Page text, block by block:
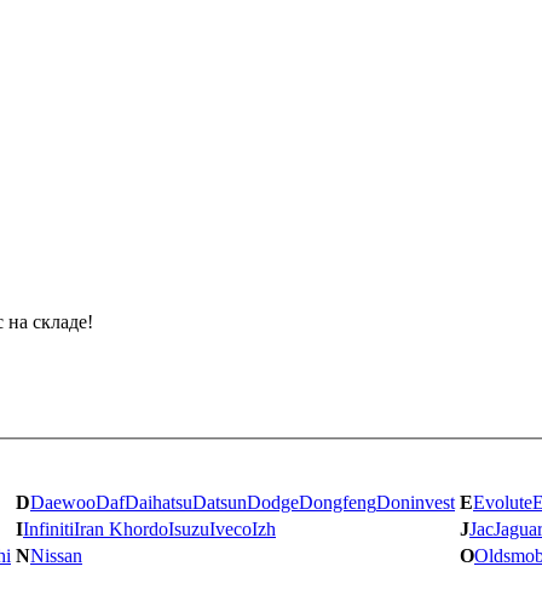
на складе!
DDaewooDafDaihatsuDatsunDodgeDongfengDoninvest EEvolute
IInfinitiIran KhordoIsuzuIvecoIzh JJacJaguar
NNissan O